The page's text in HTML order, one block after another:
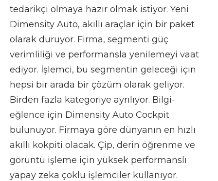
tedarikçi olmaya hazır olmak istiyor. Yeni
Dimensity Auto, akıllı araçlar için bir paket
olarak duruyor. Firma, segmenti güç
verimliliği ve performansla yenilemeyi vaat
ediyor. İşlemci, bu segmentin geleceği için
hepsi bir arada bir çözüm olarak geliyor.
Birden fazla kategoriye ayrılıyor. Bilgi-
eğlence için Dimensity Auto Cockpit
bulunuyor. Firmaya göre dünyanın en hızlı
akıllı kokpiti olacak. Çip, derin öğrenme ve
görüntü işleme için yüksek performanslı
yapay zeka çoklu işlemciler kullanıyor.